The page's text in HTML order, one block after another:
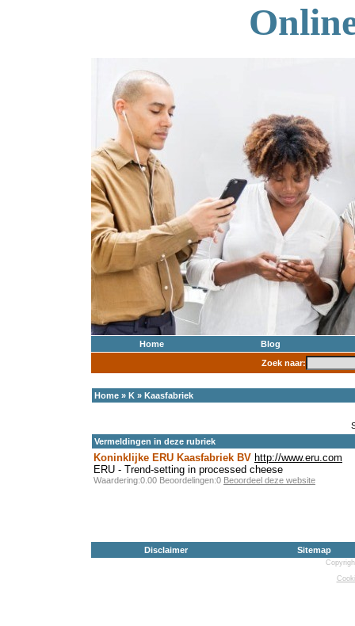
Home
Blog
Zoek naar:
Home » K » Kaasfabriek
Vermeldingen in deze rubriek
Koninklijke ERU Kaasfabriek BV http://www.eru.com
ERU - Trend-setting in processed cheese
Waardering:0.00 Beoordelingen:0 Beoordeel deze website
Disclaimer Sitemap